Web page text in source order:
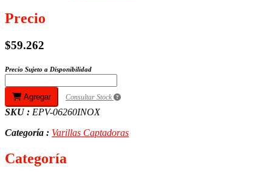
Precio
$59.262
Precio Sujeto a Disponibilidad
Agregar Consultar Stock
SKU : EPV-06260INOX
Categoría : Varillas Captadoras
Categoría